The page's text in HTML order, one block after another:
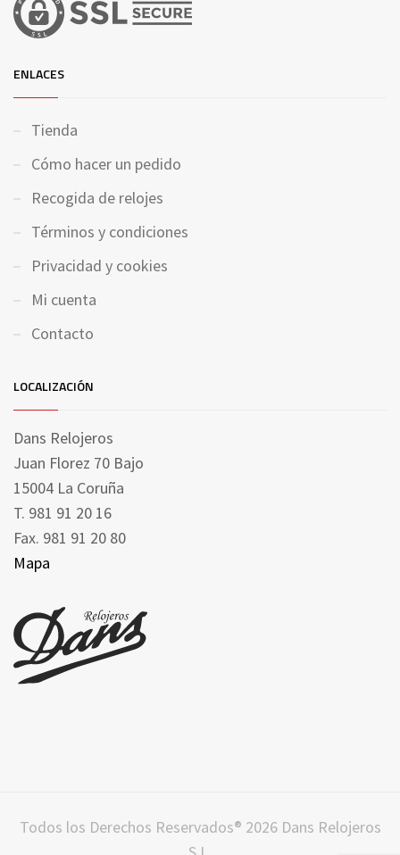
ENLACES
Tienda
Cómo hacer un pedido
Recogida de relojes
Términos y condiciones
Privacidad y cookies
Mi cuenta
Contacto
LOCALIZACIÓN
Dans Relojeros
Juan Florez 70 Bajo
15004 La Coruña
T. 981 91 20 16
Fax. 981 91 20 80
Mapa
Todos los Derechos Reservados® 2026 Dans Relojeros